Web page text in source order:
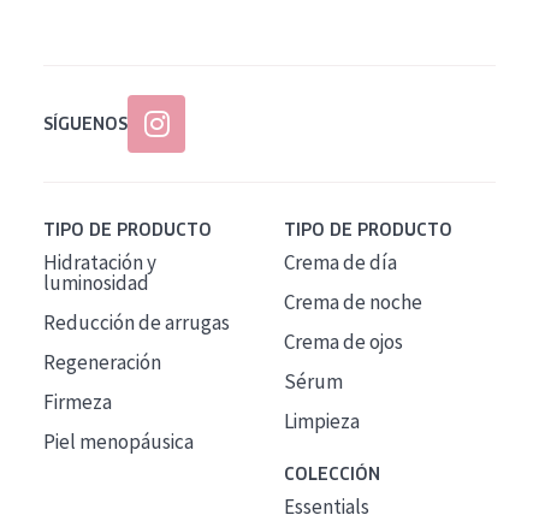
SÍGUENOS
TIPO DE PRODUCTO
Hidratación y
luminosidad
Reducción de arrugas
Regeneración
Firmeza
Piel menopáusica
TIPO DE PRODUCTO
Crema de día
Crema de noche
Crema de ojos
Sérum
Limpieza
COLECCIÓN
Essentials